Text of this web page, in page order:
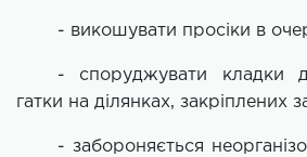
- викошувати просіки в
- споруджувати кладки
гатки на ділянках, закріплених
- забороняється